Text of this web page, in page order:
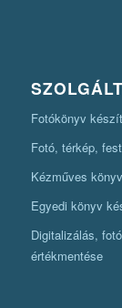
Fotókönyv
Fotó, térkép,
Kézműves
Egyedi könyv
Digitalizálás,
értékmentése